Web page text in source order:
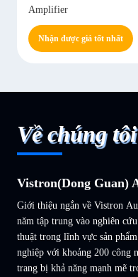
Amplifier
Nhận được giá tốt nhất
Về chúng tôi
Vistron(Dong Guan)
Giới thiệu ngắn về Vistron
năm tập trung vào nghiên
thuật trong lĩnh vực sản
nghiệp với khoảng 200 công
trang bị khả năng mạnh mẽ